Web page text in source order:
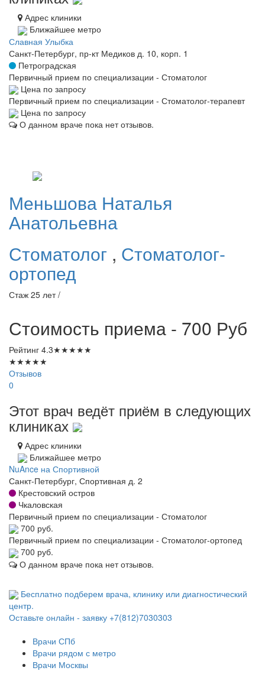
Адрес клиники
Ближайшее метро
Славная Улыбка
Санкт-Петербург, пр-кт Медиков д. 10, корп. 1
Петроградская
Первичный прием по специализации - Стоматолог
Цена по запросу
Первичный прием по специализации - Стоматолог-терапевт
Цена по запросу
О данном враче пока нет отзывов.
Меньшова Наталья
Анатольевна
Стоматолог , Стоматолог-
ортопед
Стаж 25 лет /
Стоимость приема - 700 Руб
Рейтинг 4.3★★★★★
★★★★★
Отзывов
0
Этот врач ведёт приём в следующих
клиниках
Адрес клиники
Ближайшее метро
NuAnce на Спортивной
Санкт-Петербург, Спортивная д. 2
Крестовский остров
Чкаловская
Первичный прием по специализации - Стоматолог
700 руб.
Первичный прием по специализации - Стоматолог-ортопед
700 руб.
О данном враче пока нет отзывов.
Бесплатно подберем врача, клинику или диагностический
центр.
Оставьте онлайн - заявку +7(812)7030303
Врачи СПб
Врачи рядом с метро
Врачи Москвы